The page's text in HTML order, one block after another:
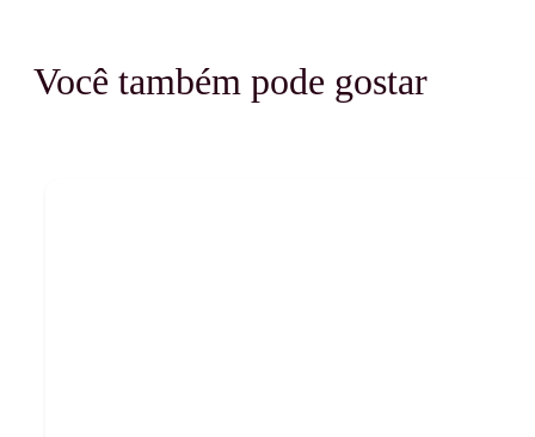
Você também pode gostar